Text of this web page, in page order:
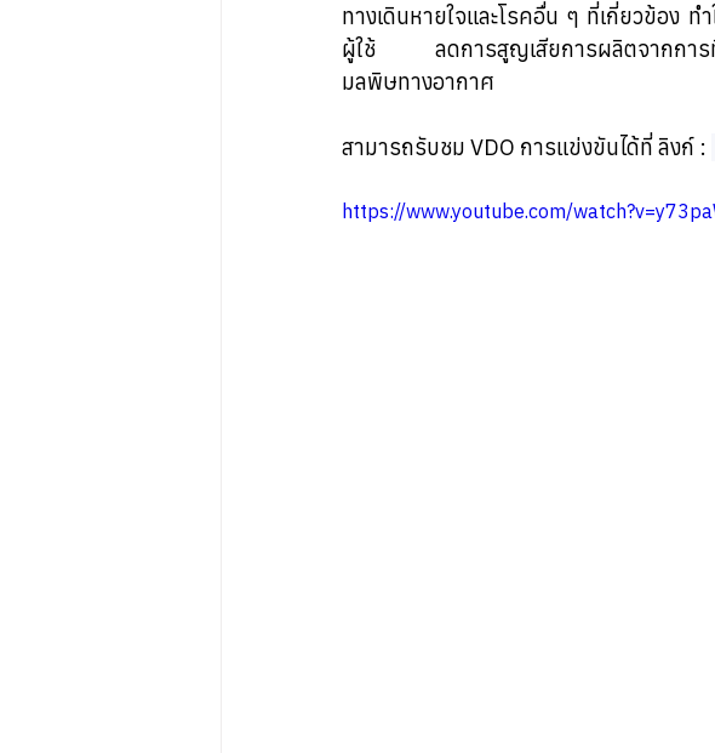
ทางเดินหายใจและโรคอื่น ๆ ที่เกี่ยวข้อง
ผู้ใช้ ลดการสูญเสียการผลิตจากการที่
มลพิษทางอากาศ
สามารถรับชม VDO การแข่งขันได้ที่ ลิงก์ :
https://www.youtube.com/